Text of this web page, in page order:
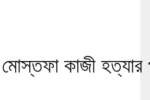
কাজী হত্যার